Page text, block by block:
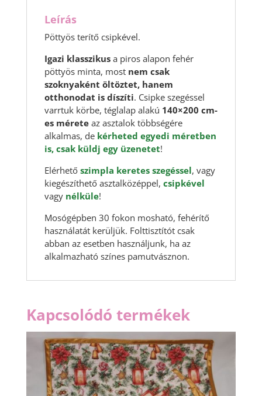
Leírás
Pöttyös terítő csipkével.
Igazi klasszikusa piros alapon fehér
pöttyös minta, most nem csak
szoknyaként öltöztet, hanem
otthonodat is díszíti. Csipke szegéssel
varrtuk körbe, téglalap alakú 140×200 cm-
es méreteaz asztalok többségére
alkalmas, de kérheted egyedi méretben
is, csak küldj egy üzenetet!
Elérhető szimpla keretes szegéssel, vagy
kiegészíthető asztalközéppel, csipkével
vagy nélküle!
Mosógépben 30 fokon mosható, fehérítő
használatát kerüljük. Folttisztítót csak
abban az esetben használjunk, ha az
alkalmazható színes pamutvásznon.
Kapcsolódó termékek